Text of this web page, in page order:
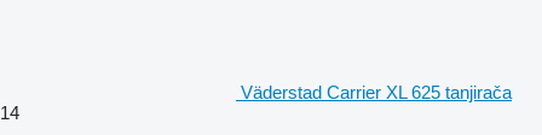
Väderstad Carrier XL 625 tanjirača
14